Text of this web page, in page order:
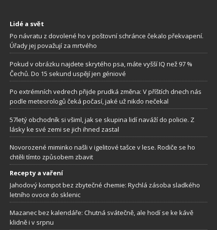
Lidé a svět
Po návratu z dovolené ho v poštovní schránce čekalo překvapení.
Úřady jej považují za mrtvého
Pokud v obrázku najdete skrytého psa, máte vyšší IQ než 97 %
Čechů. Do 15 sekund uspějí jen géniové
Po extrémních vedrech přijde prudká změna: V příštích dnech nás
podle meteorologů čeká počasí, jaké už nikdo nečekal
57letý obchodník si všiml, jak se skupina lidí naváží do policie. Z
lásky ke své zemi se jich ihned zastal
Novorozené miminko našli v igelitové tašce v lese. Rodiče se ho
chtěli tímto způsobem zbavit
Recepty a vaření
Jahodový kompot bez zbytečné chemie: Rychlá zásoba sladkého
letního ovoce do sklenic
Mazanec bez kalendáře: Chutná svátečně, ale hodí se ke kávě
klidně i v srpnu